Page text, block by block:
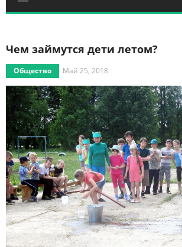
Чем займутся дети летом?
Общество Май 25, 2018